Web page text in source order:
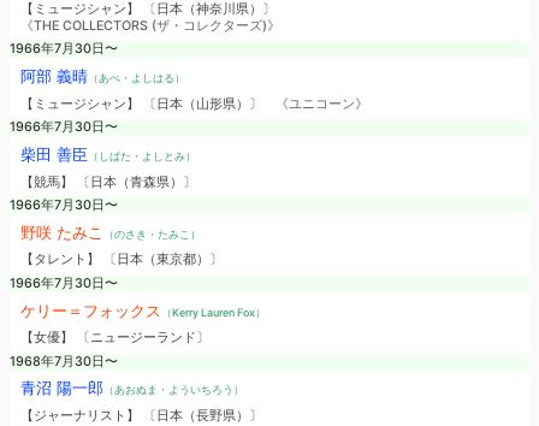
【ミュージシャン】 〔日本（神奈川県）〕
《THE COLLECTORS (ザ・コレクターズ)》
1966年7月30日〜
阿部 義晴（あべ・よしはる）
【ミュージシャン】 〔日本（山形県）〕
《ユニコーン》
1966年7月30日〜
柴田 善臣 （しばた・よしとみ）
【競馬】 〔日本（青森県）〕
1966年7月30日〜
野咲 たみこ （のさき・たみこ）
【タレント】 〔日本（東京都）〕
1966年7月30日〜
ケリー＝フォックス （Kerry Lauren Fox）
【女優】 〔ニュージーランド〕
1968年7月30日〜
青沼 陽一郎（あおぬま・よういちろう）
【ジャーナリスト】 〔日本（長野県）〕